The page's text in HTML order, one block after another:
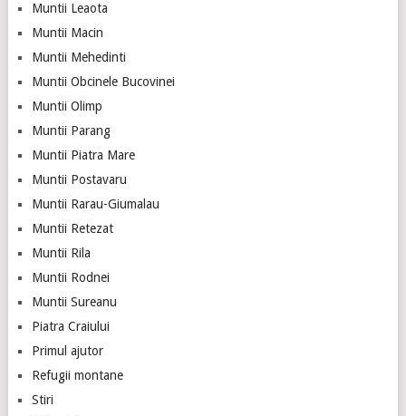
Muntii Leaota
Muntii Macin
Muntii Mehedinti
Muntii Obcinele Bucovinei
Muntii Olimp
Muntii Parang
Muntii Piatra Mare
Muntii Postavaru
Muntii Rarau-Giumalau
Muntii Retezat
Muntii Rila
Muntii Rodnei
Muntii Sureanu
Piatra Craiului
Primul ajutor
Refugii montane
Stiri